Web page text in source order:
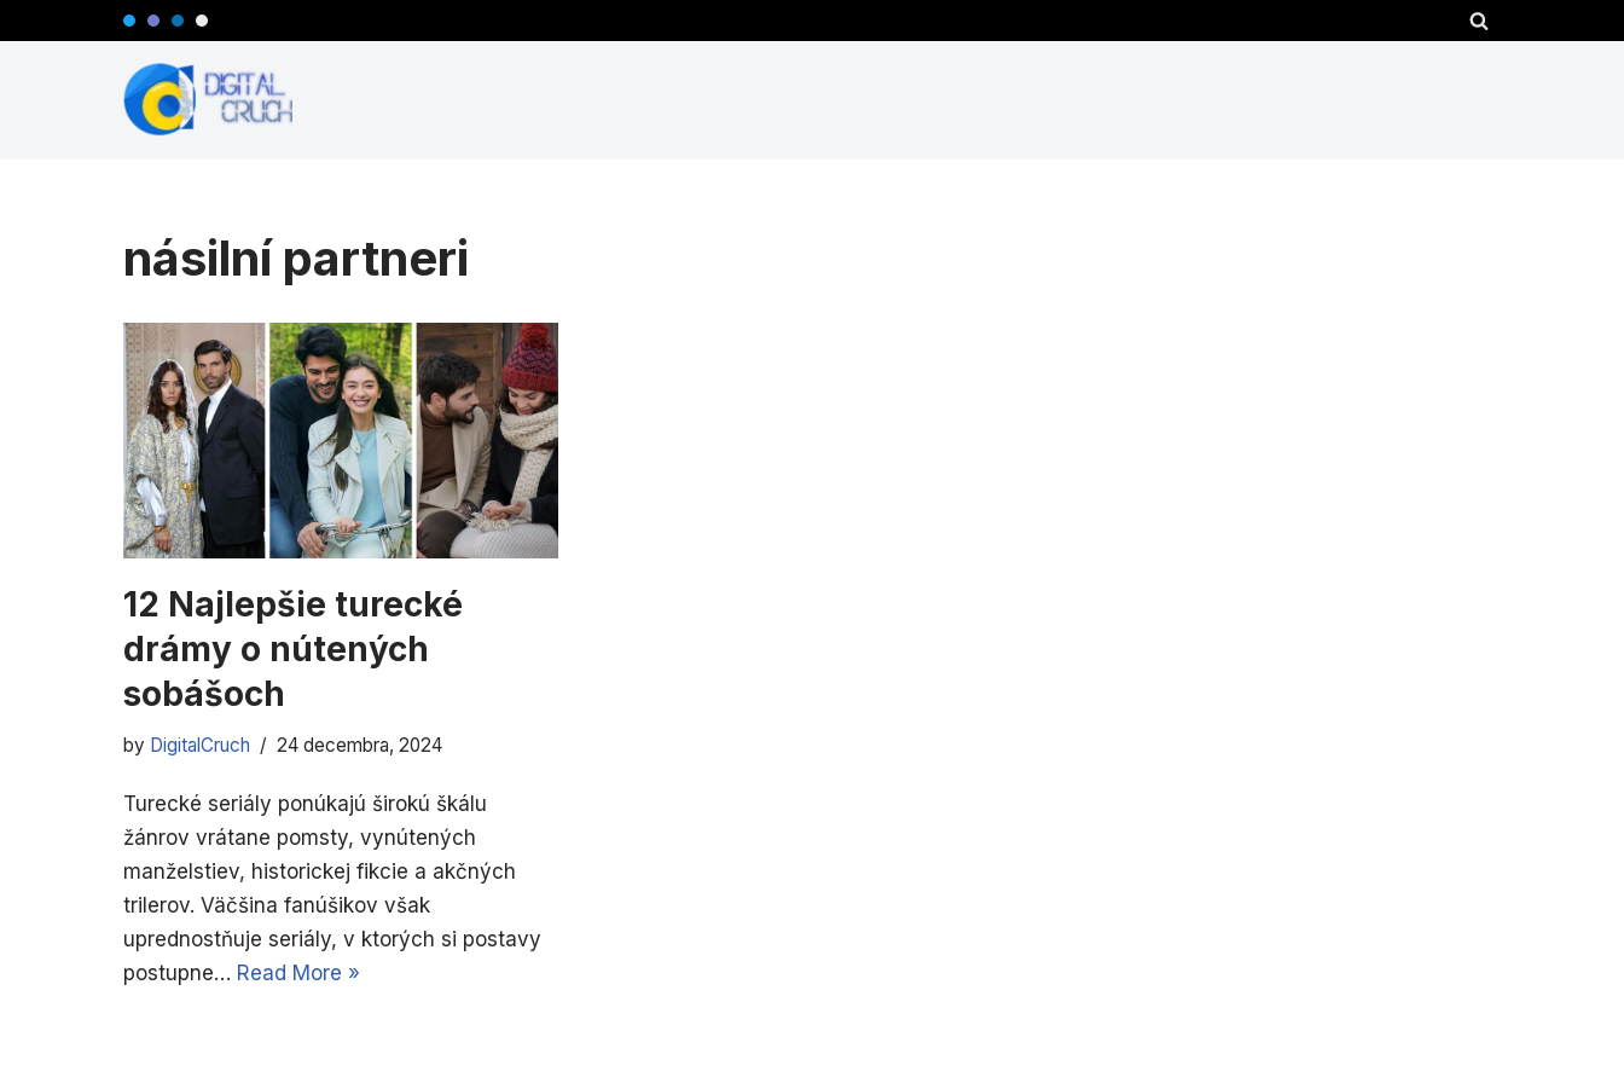
násilní partneri
12 Najlepšie turecké
drámy o nútených
sobášoch
by DigitalCruch 24 decembra, 2024
Turecké seriály ponúkajú širokú škálu
žánrov vrátane pomsty, vynútených
manželstiev, historickej fikcie a akčných
trilerov. Väčšina fanúšikov však
uprednostňuje seriály, v ktorých si postavy
postupne… Read More »